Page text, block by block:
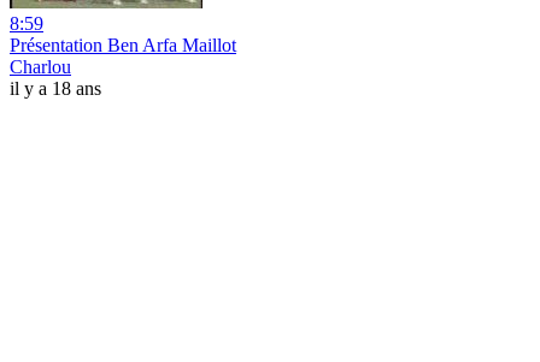
8:59
Présentation Ben Arfa Maillot
Charlou
il y a 18 ans